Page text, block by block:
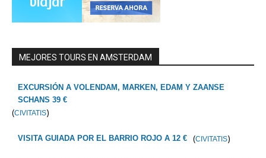
MEJORES TOURS EN AMSTERDAM
EXCURSIÓN A VOLENDAM, MARKEN, EDAM Y ZAANSE
SCHANS 39 €
(CIVITATIS)
VISITA GUIADA POR EL BARRIO ROJO A 12 € (CIVITATIS)